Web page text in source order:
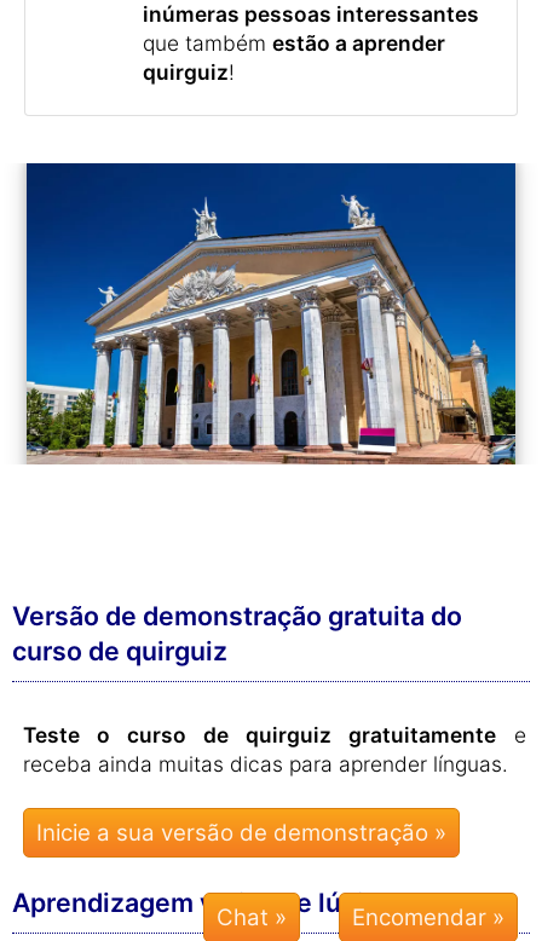
inúmeras pessoas interessantes
que também estão a aprender
quirguiz!
Versão de demonstração gratuita do
curso de quirguiz
Teste o curso de quirguiz gratuitamente e
receba ainda muitas dicas para aprender línguas.
Aprendizagem variada e lúdica
Chat »